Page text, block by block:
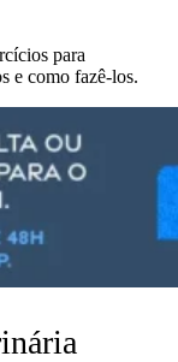
para
e como fazê-los.